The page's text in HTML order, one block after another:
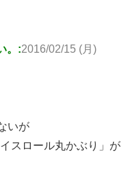
。:2016/02/15 (月)
いが
スロール丸かぶり」が